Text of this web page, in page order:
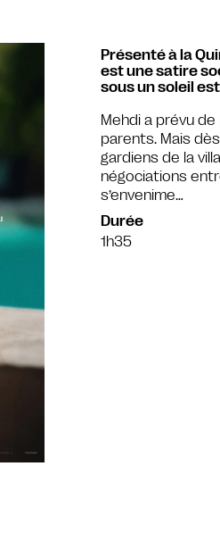
Présenté à la
est une satire
sous un soleil
Mehdi a prévu
parents. Mais
gardiens de la
négociations
s’envenime…
Durée
1h35